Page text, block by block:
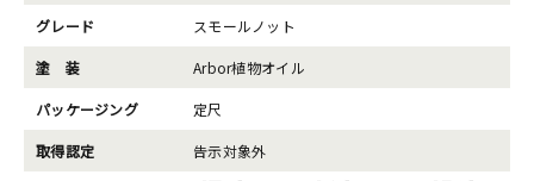
グレード スモールノット
塗 装 Arbor植物オイル
パッケージング 定尺
取得認定 告示対象外